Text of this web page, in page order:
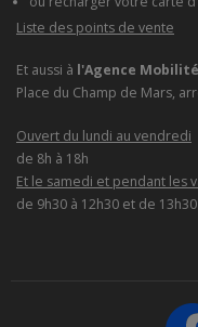
Liste des points de vente
Et aussi à l'Agence
Place du Champ de Mars,
Ouvert du lundi au vendredi
de 8h à 18h
Et le samedi et pendant les
de 9h30 à 12h30 et de